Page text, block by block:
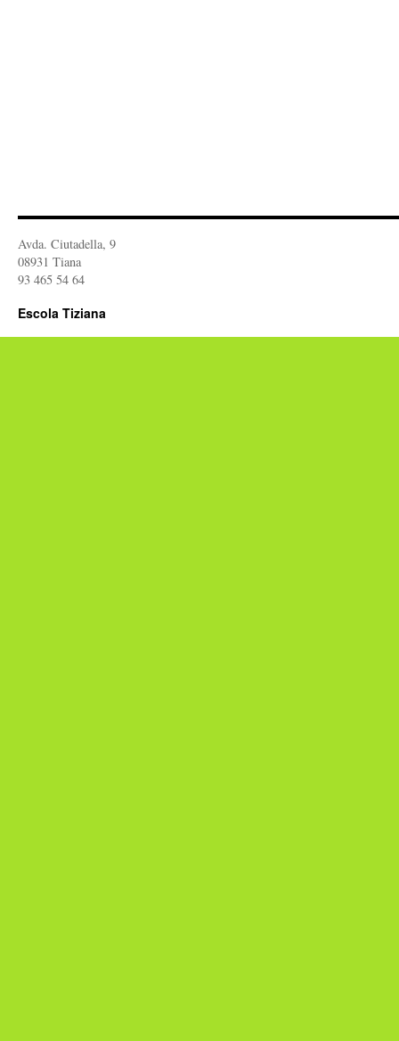
Avda. Ciutadella, 9
08931 Tiana
93 465 54 64
Escola Tiziana